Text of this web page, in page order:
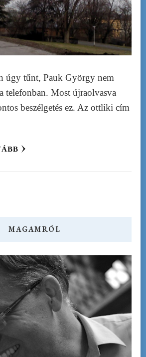
úgy tűnt, Pauk György nem
telefonban. Most újraolvasva
beszélgetés ez. Az ottliki cím
MAGAMRÓL